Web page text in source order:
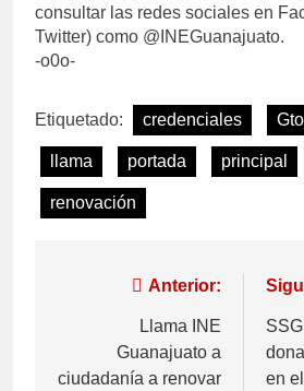
consultar las redes sociales en
Twitter) como @INEGuanajuato.
-o0o-
Etiquetado: credenciales Gto
llama portada principal
renovación
Anterior:
Llama INE
Guanajuato a
ciudadanía a renovar
en